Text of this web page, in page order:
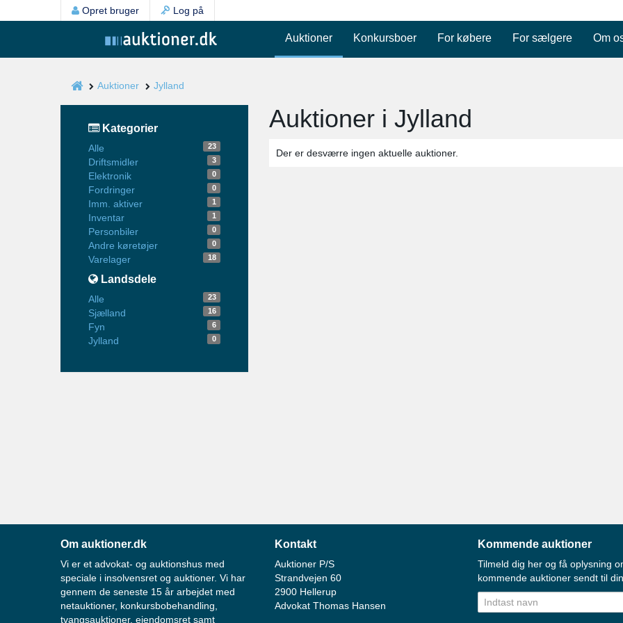
Opret bruger Log på
Auktioner Konkursboer For købere For sælgere Om
Auktioner Jylland
Kategorier
Alle 23
Driftsmidler 3
Elektronik 0
Fordringer 0
Imm. aktiver 1
Inventar 1
Personbiler 0
Andre køretøjer 0
Varelager 18
Landsdele
Alle 23
Sjælland 16
Fyn 6
Jylland 0
Auktioner i Jylland
Der er desværre ingen aktuelle auktioner.
Om auktioner.dk
Vi er et advokat- og auktionshus med
speciale i insolvensret og auktioner. Vi har
gennem de seneste 15 år arbejdet med
netauktioner, konkursbobehandling,
tvangsauktioner, ejendomsret samt
Kontakt
Auktioner P/S
Strandvejen 60
2900 Hellerup
Advokat Thomas Hansen
Kommende auktioner
Tilmeld dig her og få oplysning
kommende auktioner sendt til